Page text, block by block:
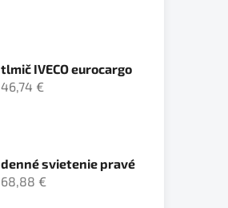
tlmič IVECO eurocargo
46,74 €
denné svietenie pravé
68,88 €